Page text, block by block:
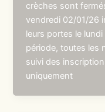
crèches sont
vendredi 02/01/26
leurs portes le
période, toutes les
suivi des
uniquement